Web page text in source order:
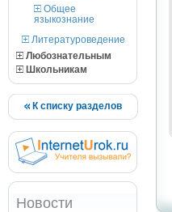
Общее
языкознание
Литературоведение
Любознательным
Школьникам
К списку разделов
Новости